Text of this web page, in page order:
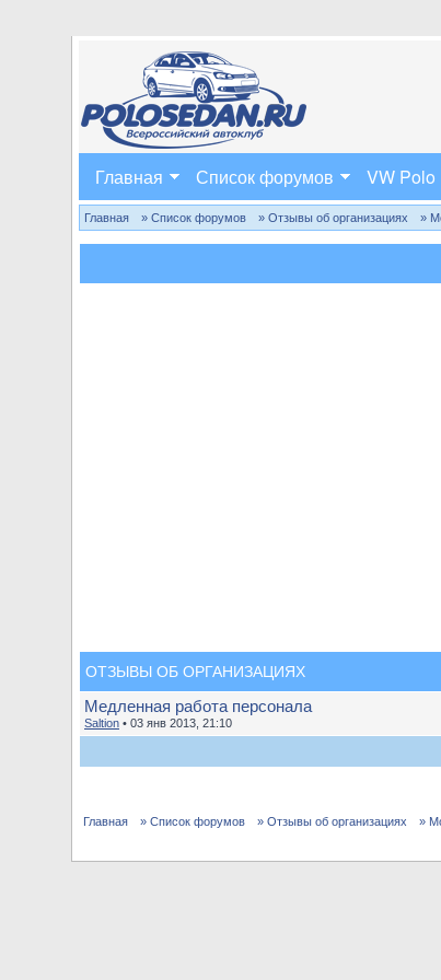
Главная Список форумов VW Polo
Главная » Список форумов » Отзывы об организациях »
ОТЗЫВЫ ОБ ОРГАНИЗАЦИЯХ
Медленная работа персонала
Saltion • 03 янв 2013, 21:10
Главная » Список форумов » Отзывы об организациях »